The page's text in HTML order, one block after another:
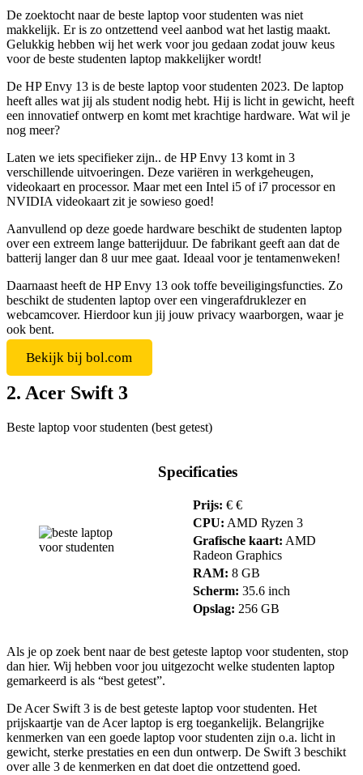
De zoektocht naar de beste laptop voor studenten was niet
makkelijk. Er is zo ontzettend veel aanbod wat het lastig maakt.
Gelukkig hebben wij het werk voor jou gedaan zodat jouw keus
voor de beste studenten laptop makkelijker wordt!
De HP Envy 13 is de beste laptop voor studenten 2023. De laptop
heeft alles wat jij als student nodig hebt. Hij is licht in gewicht, heeft
een innovatief ontwerp en komt met krachtige hardware. Wat wil je
nog meer?
Laten we iets specifieker zijn.. de HP Envy 13 komt in 3
verschillende uitvoeringen. Deze variëren in werkgeheugen,
videokaart en processor. Maar met een Intel i5 of i7 processor en
NVIDIA videokaart zit je sowieso goed!
Aanvullend op deze goede hardware beschikt de studenten laptop
over een extreem lange batterijduur. De fabrikant geeft aan dat de
batterij langer dan 8 uur mee gaat. Ideaal voor je tentamenweken!
Daarnaast heeft de HP Envy 13 ook toffe beveiligingsfuncties. Zo
beschikt de studenten laptop over een vingerafdruklezer en
webcamcover. Hierdoor kun jij jouw privacy waarborgen, waar je
ook bent.
Bekijk bij bol.com
2. Acer Swift 3
Beste laptop voor studenten (best getest)
Specificaties
Prijs: € €
CPU: AMD Ryzen 3
Grafische kaart: AMD
Radeon Graphics
RAM: 8 GB
Scherm: 35.6 inch
Opslag: 256 GB
Als je op zoek bent naar de best geteste laptop voor studenten, stop
dan hier. Wij hebben voor jou uitgezocht welke studenten laptop
gemarkeerd is als “best getest”.
De Acer Swift 3 is de best geteste laptop voor studenten. Het
prijskaartje van de Acer laptop is erg toegankelijk. Belangrijke
kenmerken van een goede laptop voor studenten zijn o.a. licht in
gewicht, sterke prestaties en een dun ontwerp. De Swift 3 beschikt
over alle 3 de kenmerken en dat doet die ontzettend goed.